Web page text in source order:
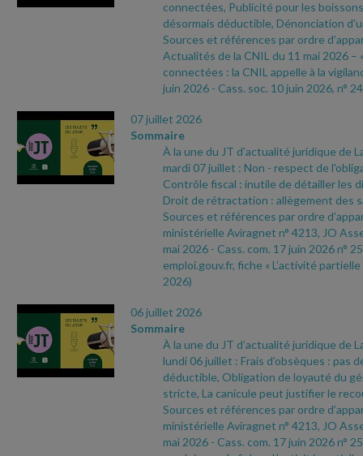
connectées, Publicité pour les
désormais déductible, Dénonciation
Sources et références par ordre
Actualités de la CNIL du 11 mai 2026 –
connectées : la CNIL appelle à la
juin 2026 - Cass. soc. 10 juin 2026, n° 24
07 juillet 2026
Sommaire
À la une du JT d’actualité juridique de
mardi 07 juillet : Non - respect de
Contrôle fiscal : inutile de détailler les
Droit de rétractation : allègement des
Sources et références par ordre
ministérielle Aviragnet n° 4213, JO
mai 2026 - Cass. com. 17 juin 2026 n° 25
emploi.gouv.fr, fiche « L’activité
2026)
06 juillet 2026
Sommaire
À la une du JT d’actualité juridique de
lundi 06 juillet : Frais d’obsèques : pas
déductible, Obligation de loyauté du
stricte, La canicule peut justifier le
Sources et références par ordre
ministérielle Aviragnet n° 4213, JO
mai 2026 - Cass. com. 17 juin 2026 n° 25